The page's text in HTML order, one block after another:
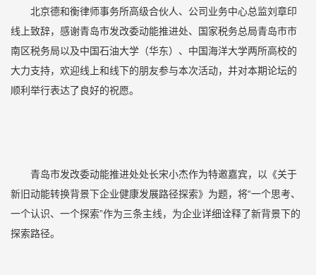
北京德和衡律师事务所高级合伙人、公司业务中心总监刘章印
线上致辞，感谢青岛市发改委动能推进处、国家税务总局青岛市市
南区税务局以及中国石油大学（华东）、中国海洋大学两所高校的
大力支持，欢迎线上和线下的朋友参与本次活动，并对本期论坛的
顺利举行表达了良好的祝愿。
青岛市发改委动能推进处处长宋小杰作为特邀嘉宾，以《关于
新旧动能转换背景下企业健康发展路径探索》为题，将“一个思考、
一个认识、一个探索”作为三条主线，为企业详细诠释了新背景下的
探索路径。